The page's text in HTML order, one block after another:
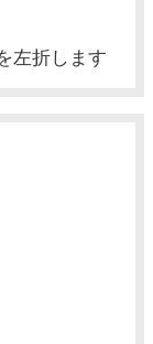
左折します